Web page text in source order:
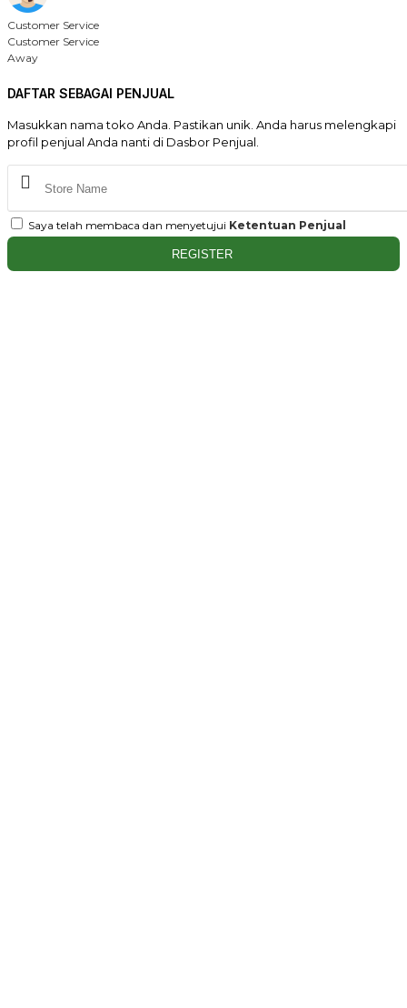
Customer Service
Customer Service
Away
DAFTAR SEBAGAI PENJUAL
Masukkan nama toko Anda. Pastikan unik. Anda harus melengkapi
profil penjual Anda nanti di Dasbor Penjual.
Saya telah membaca dan menyetujui Ketentuan Penjual
REGISTER